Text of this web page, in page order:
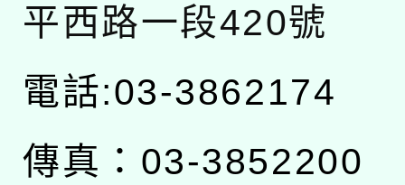
平西路一段420號
電話:03-3862174
傳真：03-3852200